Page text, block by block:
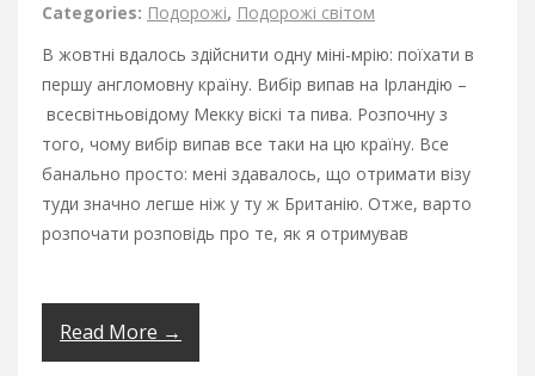
Categories: Подорожі, Подорожі світом
В жовтні вдалось здійснити одну міні-мрію: поїхати в
першу англомовну країну. Вибір випав на Ірландію –
всесвітньовідому Мекку віскі та пива. Розпочну з
того, чому вибір випав все таки на цю країну. Все
банально просто: мені здавалось, що отримати візу
туди значно легше ніж у ту ж Британію. Отже, варто
розпочати розповідь про те, як я отримував
Read More →